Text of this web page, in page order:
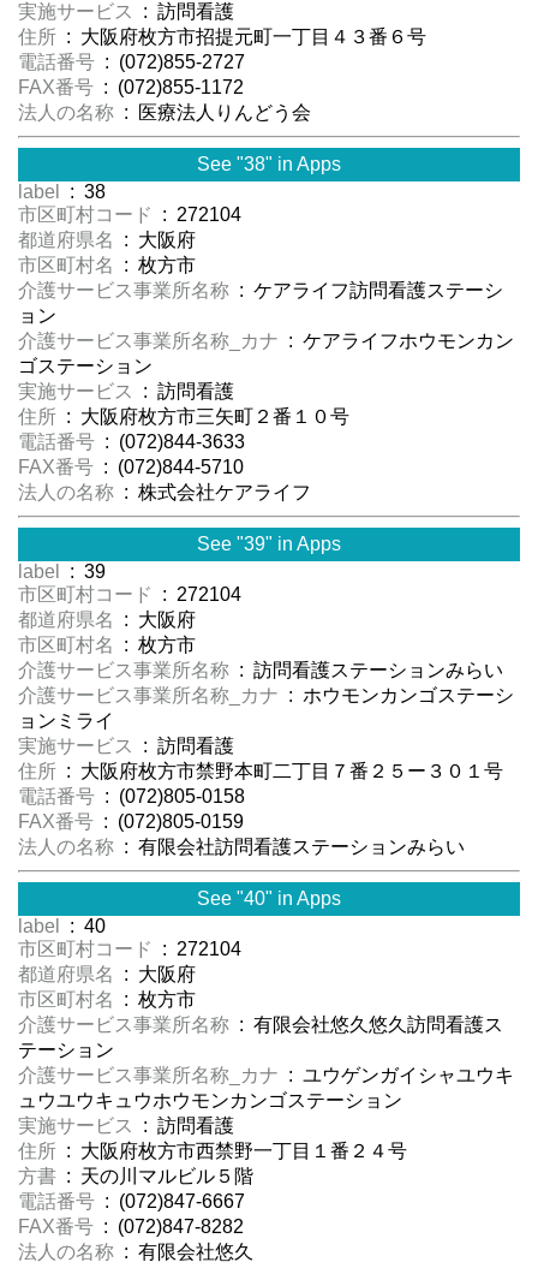
実施サービス
: 訪問看護
住所 : 大阪府枚方市招提元町一丁目４３番６号
電話番号 : (072)855-2727
FAX番号 : (072)855-1172
法人の名称 : 医療法人りんどう会
See "38" in Apps
label
: 38
市区町村コード
: 272104
都道府県名
: 大阪府
市区町村名
: 枚方市
介護サービス事業所名称 : ケアライフ訪問看護ステーシ
ョン
介護サービス事業所名称_カナ : ケアライフホウモンカン
ゴステーション
実施サービス
: 訪問看護
住所 : 大阪府枚方市三矢町２番１０号
電話番号 : (072)844-3633
FAX番号 : (072)844-5710
法人の名称 : 株式会社ケアライフ
See "39" in Apps
label
: 39
市区町村コード
: 272104
都道府県名
: 大阪府
市区町村名
: 枚方市
介護サービス事業所名称 : 訪問看護ステーションみらい
介護サービス事業所名称_カナ : ホウモンカンゴステーシ
ョンミライ
実施サービス
: 訪問看護
住所 : 大阪府枚方市禁野本町二丁目７番２５ー３０１号
電話番号 : (072)805-0158
FAX番号 : (072)805-0159
法人の名称 : 有限会社訪問看護ステーションみらい
See "40" in Apps
label
: 40
市区町村コード
: 272104
都道府県名
: 大阪府
市区町村名
: 枚方市
介護サービス事業所名称 : 有限会社悠久悠久訪問看護ス
テーション
介護サービス事業所名称_カナ : ユウゲンガイシャユウキ
ュウユウキュウホウモンカンゴステーション
実施サービス
: 訪問看護
住所 : 大阪府枚方市西禁野一丁目１番２４号
方書 : 天の川マルビル５階
電話番号 : (072)847-6667
FAX番号 : (072)847-8282
法人の名称 : 有限会社悠久